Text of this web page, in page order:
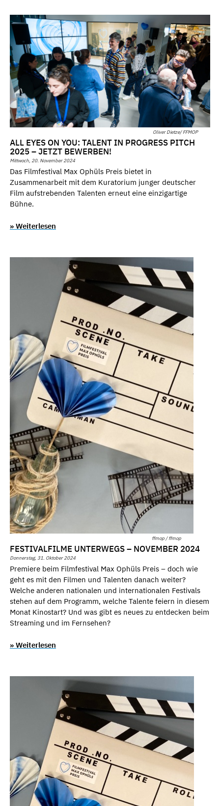
Oliver Dietze/ FFMOP
ALL EYES ON YOU: TALENT IN PROGRESS PITCH
2025 – JETZT BEWERBEN!
Mittwoch, 20. November 2024
Das Filmfestival Max Ophüls Preis bietet in
Zusammenarbeit mit dem Kuratorium junger deutscher
Film aufstrebenden Talenten erneut eine einzigartige
Bühne.
» Weiterlesen
ffmop / ffmop
FESTIVALFILME UNTERWEGS – NOVEMBER 2024
Donnerstag, 31. Oktober 2024
Premiere beim Filmfestival Max Ophüls Preis – doch wie
geht es mit den Filmen und Talenten danach weiter?
Welche anderen nationalen und internationalen Festivals
stehen auf dem Programm, welche Talente feiern in diesem
Monat Kinostart? Und was gibt es neues zu entdecken beim
Streaming und im Fernsehen?
» Weiterlesen